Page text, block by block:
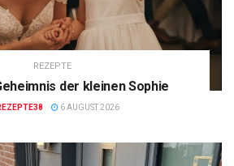
REZEPTE
der kleinen Sophie
6 AUGUST 2026